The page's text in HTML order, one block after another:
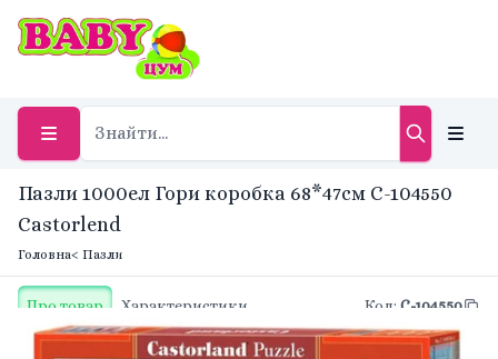
Пазли 1000ел Гори коробка 68*47см С-104550
Castorlend
Головна< Пазли
Про товар Характеристики Код: С-104550